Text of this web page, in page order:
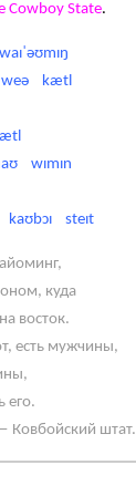
Cowboy State.
kætl
wɪmɪn
steɪt
куда
восток.
есть мужчины,
его.
Ковбойский штат.